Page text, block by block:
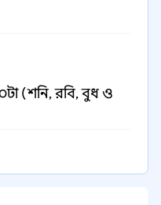
(শনি, রবি, বুধ ও